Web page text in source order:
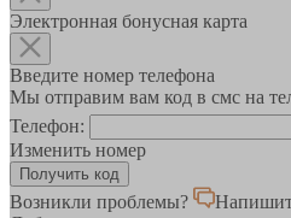
Электронная бонусная карта
Введите номер телефона
Мы отправим вам код в смс на
Телефон:
Изменить номер
Возникли проблемы?